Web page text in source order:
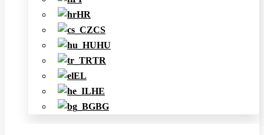
HR
CS
HU
TR
EL
HE
BG